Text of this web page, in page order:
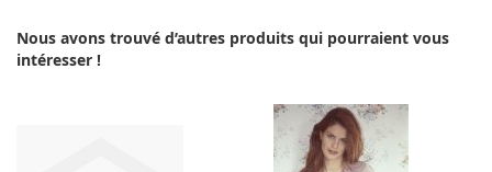
Nous avons trouvé d’autres produits qui pourraient vous
intéresser !